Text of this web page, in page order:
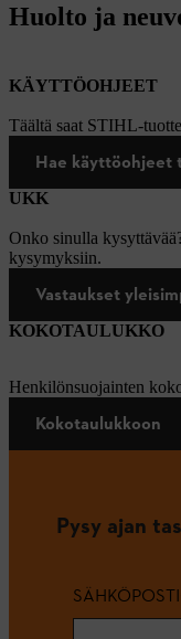
Huolto ja
KÄYTTÖOHJEET
Täältä saat STIHL-
Hae käyttöohjeet
UKK
Onko sinulla
kysymyksiin.
Vastaukset
KOKOTAULUKKO
Henkilönsuojainten
Kokotaulukkoon
Pysy ajan